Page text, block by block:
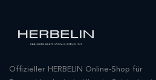
Offizieller HERBELIN Online-Shop für